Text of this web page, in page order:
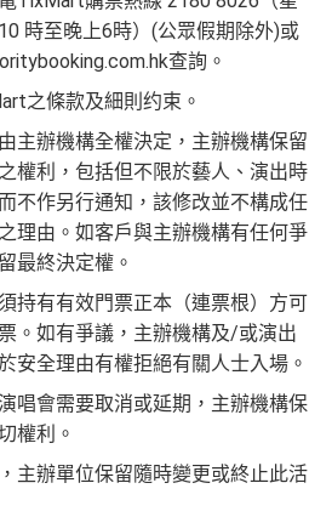
時至晚上6時）(公眾假期除外)或
查詢。
之條款及細則约束。
主辦機構全權決定，主辦機構保留
權利，包括但不限於藝人、演出時
不作另行通知，該修改並不構成任
理由。如客戶與主辦機構有任何爭
最終決定權。
持有有效門票正本（連票根）方可
。如有爭議，主辦機構及/或演出
安全理由有權拒絕有關人士入場。
唱會需要取消或延期，主辦機構保
權利。
主辦單位保留隨時變更或終止此活